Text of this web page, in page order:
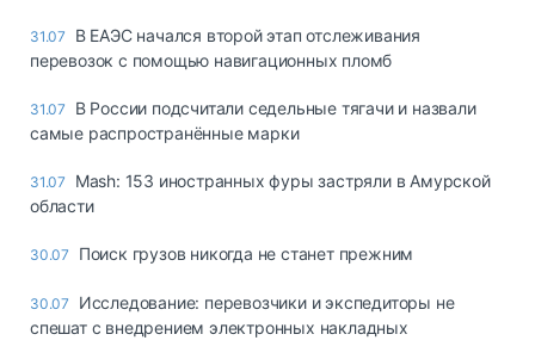
31.07
В ЕАЭС начался второй этап отслеживания
перевозок с помощью навигационных пломб
31.07
В России подсчитали седельные тягачи и назвали
самые распространённые марки
31.07
Mash: 153 иностранных фуры застряли в Амурской
области
30.07 Поиск грузов никогда не станет прежним
30.07
Исследование: перевозчики и экспедиторы не
спешат с внедрением электронных накладных